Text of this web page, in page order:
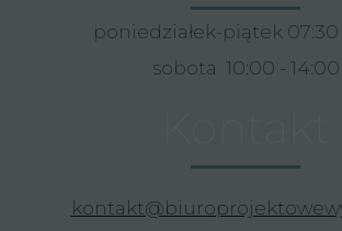
poniedziałek-piątek 07:30
sobota 10:00 - 14:00